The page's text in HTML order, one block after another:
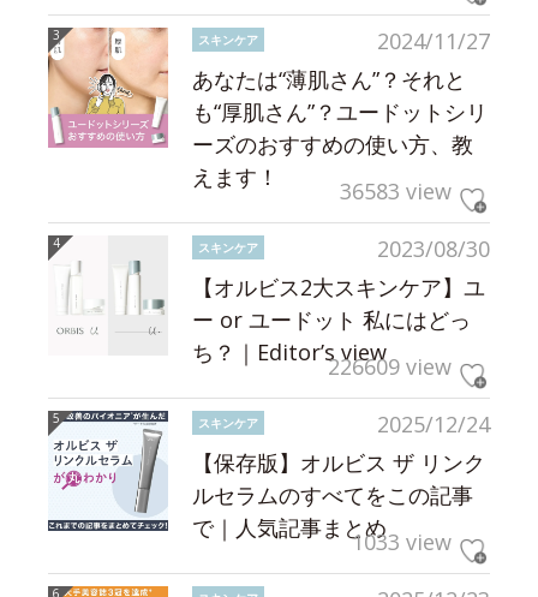
2024/11/27
スキンケア
あなたは“薄肌さん”？それと
も“厚肌さん”？ユードットシリ
ーズのおすすめの使い方、教
えます！
36583 view
2023/08/30
スキンケア
【オルビス2大スキンケア】ユ
ー or ユードット 私にはどっ
ち？｜Editor’s view226609 view
2025/12/24
スキンケア
【保存版】オルビス ザ リンク
ルセラムのすべてをこの記事
で｜人気記事まとめ1033 view